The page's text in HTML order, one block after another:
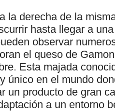
la derecha de la
hasta llegar a
observar
el queso de
Esta majada
único en el mundo
un producto de gran
a un entorno